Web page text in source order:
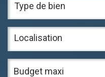
Type de bien
Localisation